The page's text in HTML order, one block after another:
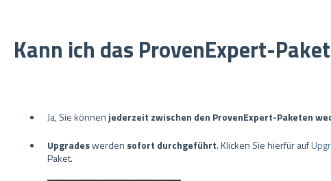
Kann ich das ProvenExpert-
Ja, Sie können jederzeit zwischen den ProvenExpert-Paketen
Upgradeswerden sofort durchgeführt. Klicken Sie hierfür auf
Paket.